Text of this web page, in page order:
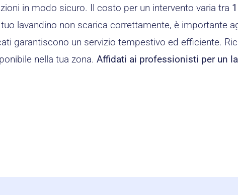
in modo sicuro. Il costo per un intervento varia tra
lavandino non scarica correttamente, è importante
garantiscono un servizio tempestivo ed efficiente.
nella tua zona.Affidati ai professionisti per un